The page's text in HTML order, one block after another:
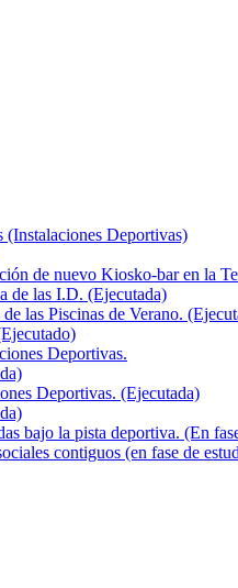
(Instalaciones Deportivas)
de nuevo Kiosko-bar en la
de las I.D. (Ejecutada)
las Piscinas de Verano.
Deportivas.
Deportivas. (Ejecutada)
bajo la pista deportiva. (En
contiguos (en fase de